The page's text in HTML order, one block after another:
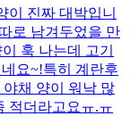
이 진짜 대박입니
로 남겨두었을 만
훅 나는데 고기
요~!특히 계란후
채 양이 워낙 많
적더라고요ㅠ.ㅠ